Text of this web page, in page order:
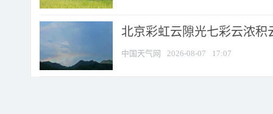
北京彩虹云隙光七彩云浓积
中国天气网 2026-08-07 17:07